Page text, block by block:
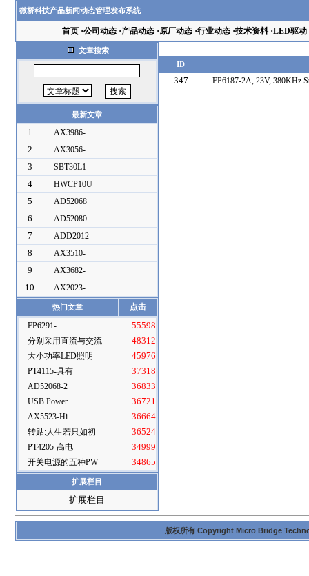
微桥科技产品新闻动态管理发布系统
首页·公司动态·产品动态·原厂动态·行业动态·技术资料·LED驱动
文章搜索
最新文章
1
AX3986-
2
AX3056-
3
SBT30L1
4
HWCP10U
5
AD52068
6
AD52080
7
ADD2012
8
AX3510-
9
AX3682-
10
AX2023-
热门文章
点击
FP6291-
55598
分别采用直流与交流
48312
大小功率LED照明
45976
PT4115-具有
37318
AD52068-2
36833
USB Power
36721
AX5523-Hi
36664
转贴:人生若只如初
36524
PT4205-高电
34999
开关电源的五种PW
34865
扩展栏目
扩展栏目
ID
347 FP6187-2A, 23V, 380KHz
版权所有 Copyright Micro Bridge